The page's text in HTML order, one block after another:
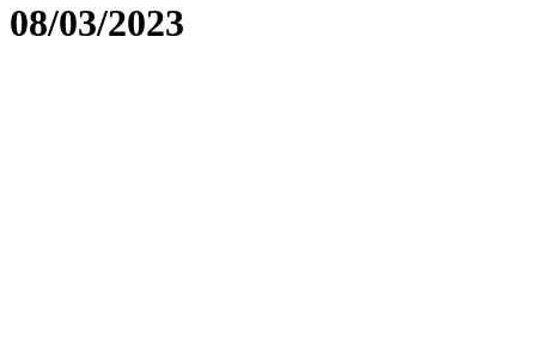
08/03/2023